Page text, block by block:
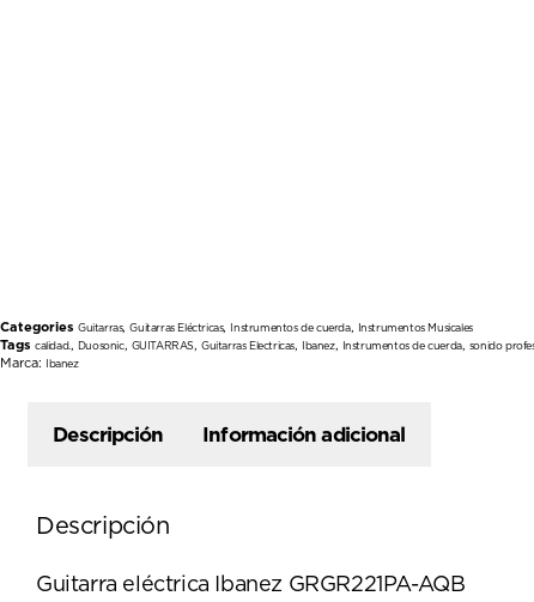
Categories Guitarras,Guitarras Eléctricas, Instrumentos de cuerda, Instrumentos Musicales
Tags calidad., Duosonic, GUITARRAS,Guitarras Electricas, Ibanez, Instrumentos de cuerda, sonido
Marca: Ibanez
Descripción Información adicional
Descripción
Guitarra eléctrica Ibanez GRGR221PA-AQB